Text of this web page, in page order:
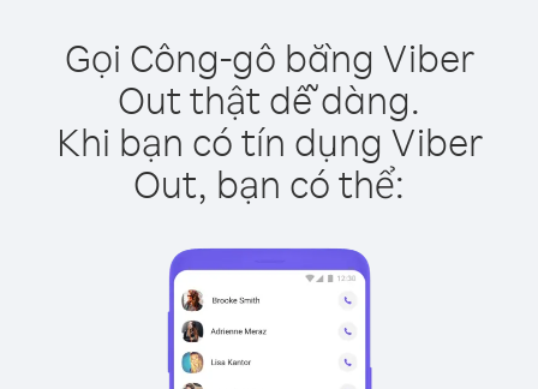
Gọi Công-gô bằng Viber
Out thật dễ dàng.
Khi bạn có tín dụng Viber
Out, bạn có thể: